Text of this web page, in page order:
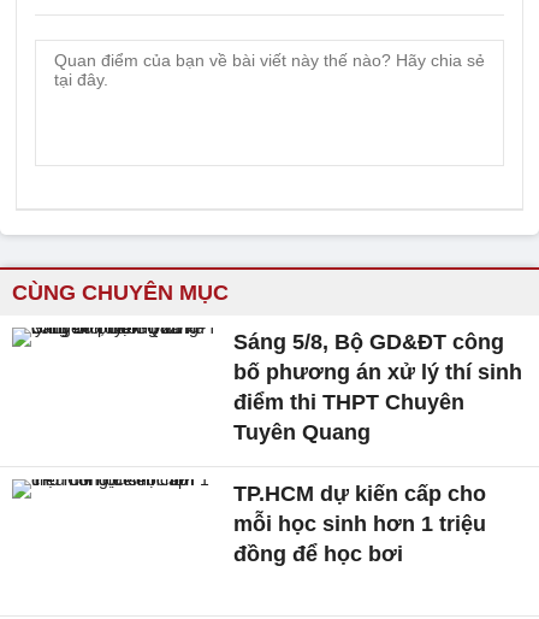
CÙNG CHUYÊN MỤC
Sáng 5/8, Bộ GD&ĐT công
bố phương án xử lý thí sinh
điểm thi THPT Chuyên
Tuyên Quang
TP.HCM dự kiến cấp cho
mỗi học sinh hơn 1 triệu
đồng để học bơi